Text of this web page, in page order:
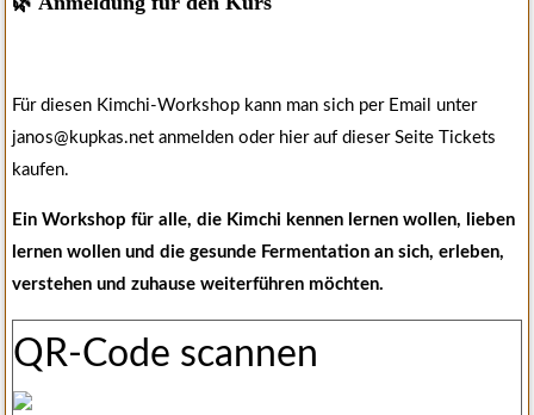
Für diesen Kimchi-Workshop kann man sich per Email unter
janos@kupkas.net anmelden oder hier auf dieser Seite Tickets
kaufen.
Ein Workshop für alle, die Kimchi kennen lernen wollen, lieben
lernen wollen und die gesunde Fermentation an sich, erleben,
verstehen und zuhause weiterführen möchten.
QR-Code scannen